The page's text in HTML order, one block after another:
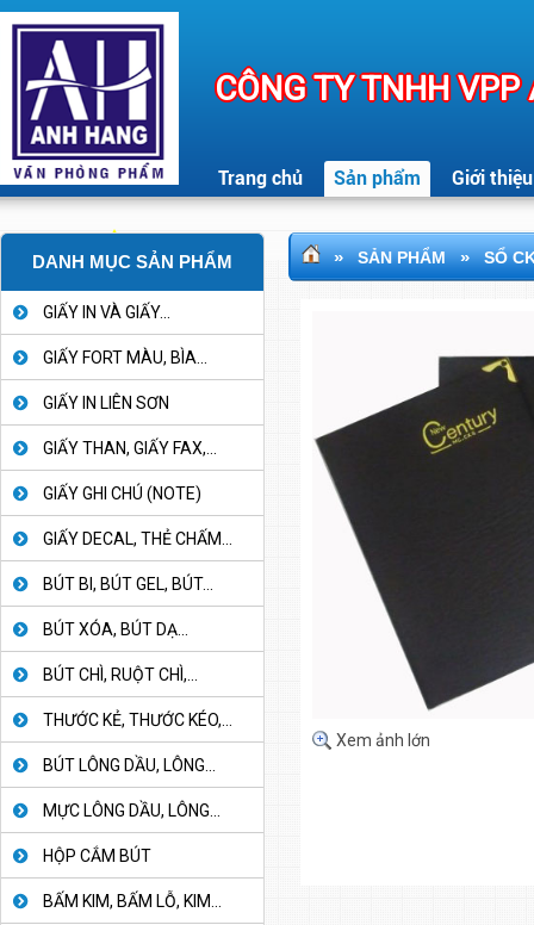
CÔNG TY TNHH
Trang chủ Sản phẩm Giới thiệu
DANH MỤC SẢN PHẨM
GIẤY IN VÀ GIẤY...
GIẤY FORT MÀU, BÌA...
GIẤY IN LIÊN SƠN
GIẤY THAN, GIẤY FAX,...
GIẤY GHI CHÚ (NOTE)
GIẤY DECAL, THẺ CHẤM...
BÚT BI, BÚT GEL, BÚT...
BÚT XÓA, BÚT DẠ...
BÚT CHÌ, RUỘT CHÌ,...
THƯỚC KẺ, THƯỚC KÉO,...
BÚT LÔNG DẦU, LÔNG...
MỰC LÔNG DẦU, LÔNG...
HỘP CẮM BÚT
BẤM KIM, BẤM LỖ, KIM...
» SẢN PHẨM » SỔ
Xem ảnh lớn